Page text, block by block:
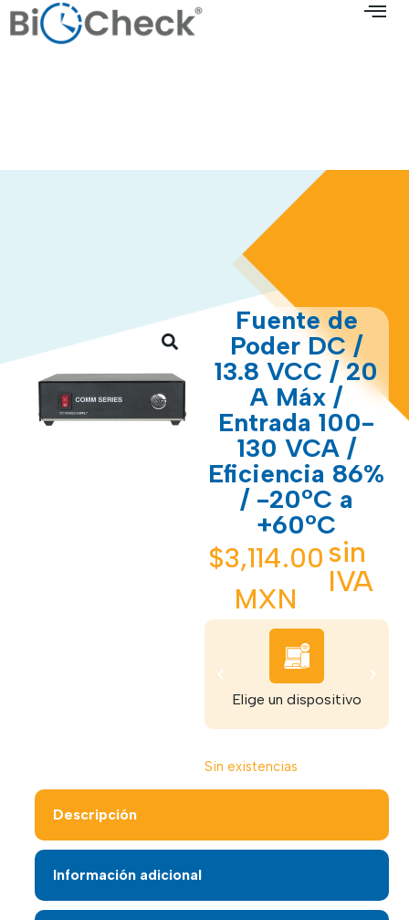
Fuente de
Poder DC /
13.8 VCC / 20
A Máx /
Entrada 100-
130 VCA /
Eficiencia 86%
/ -20°C a
+60°C
$3,114.00
MXN
sin
IVA
Elige un dispositivo
Sin existencias
Descripción
Información adicional